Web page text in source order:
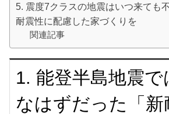
5. 震度7クラスの地震はいつ来ても
耐震性に配慮した家づくりを
関連記事
1. 能登半島地震で
なはずだった「新